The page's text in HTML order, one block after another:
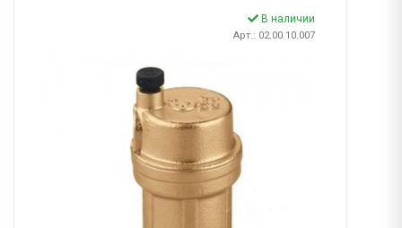
В наличии
Арт.: 02.00.10.007